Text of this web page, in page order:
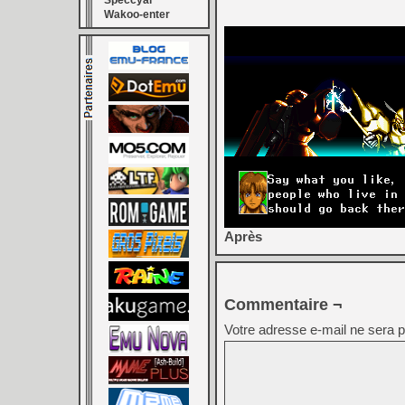
Wakoo-enter
Après
Commentaire ¬
Votre adresse e-mail ne sera